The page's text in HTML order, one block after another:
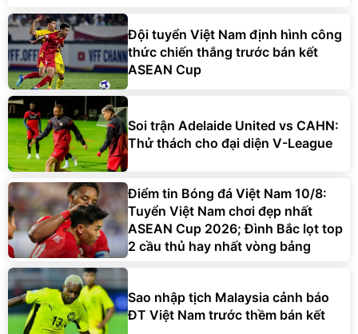
Đội tuyển Việt Nam định hình công
thức chiến thắng trước bán kết
ASEAN Cup
Soi trận Adelaide United vs CAHN:
Thử thách cho đại diện V-League
Điểm tin Bóng đá Việt Nam 10/8:
Tuyển Việt Nam chơi đẹp nhất
ASEAN Cup 2026; Đình Bắc lọt top
2 cầu thủ hay nhất vòng bảng
Sao nhập tịch Malaysia cảnh báo
ĐT Việt Nam trước thềm bán kết